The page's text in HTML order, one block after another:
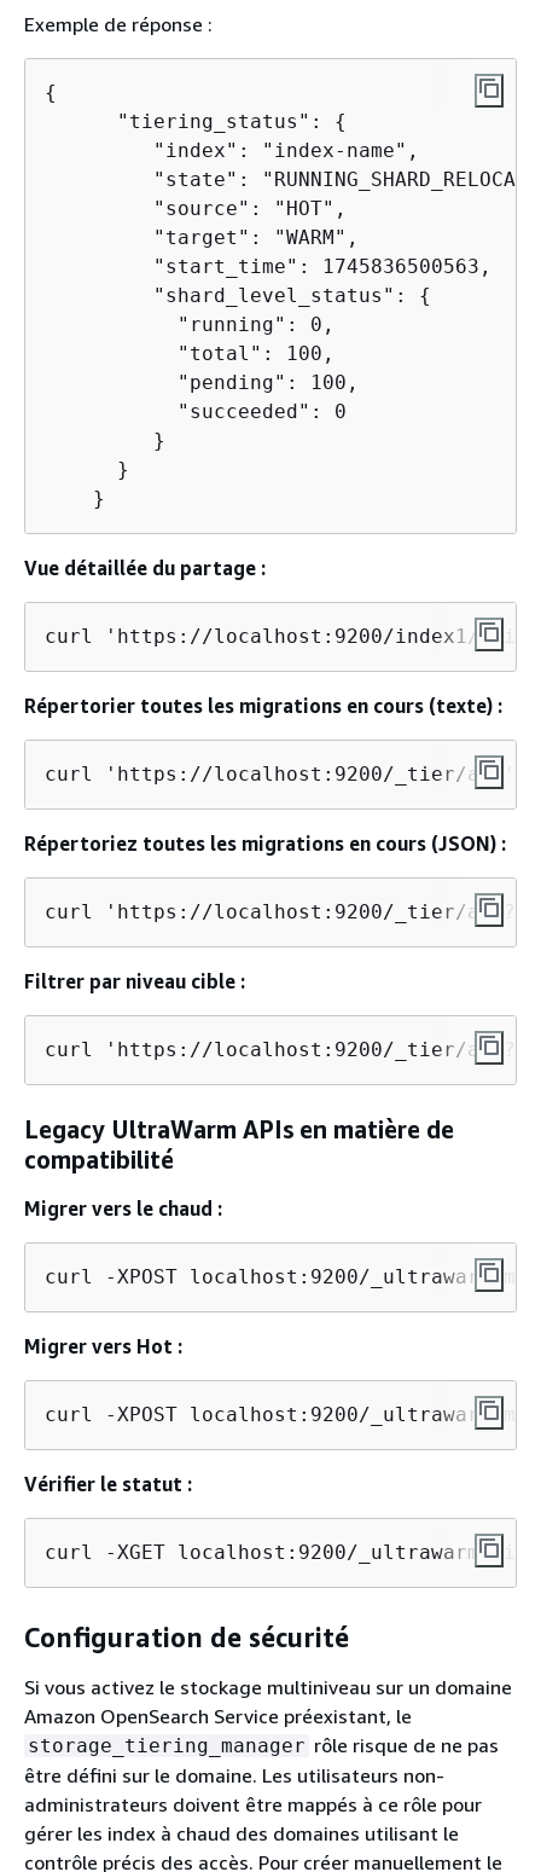
Exemple de réponse :
{
      "tiering_status":
{
         "index": "index-name",
"state":
         "source": "HOT",
         "target": "WARM",
         "start_time": 1745836500563,
         "shard_level_status":
{
           "running": 0,
           "total": 100,
           "pending": 100,
           "succeeded": 0
         }
      }
    }
Vue détaillée du partage :
curl 'https://localhost:9200/index1/
Répertorier toutes les migrations en cours (texte) :
curl 'https://localhost:9200/_tier/all'
Répertoriez toutes les migrations en cours (JSON) :
curl 'https://localhost:9200/_tier/
Filtrer par niveau cible :
curl 'https://localhost:9200/_tier/
Legacy UltraWarm APIs en matière de
compatibilité
Migrer vers le chaud :
curl -XPOST localhost:9200/_ultrawarm/
Migrer vers Hot :
curl -XPOST localhost:9200/_ultrawarm/
Vérifier le statut :
curl -XGET localhost:9200/_ultrawarm/
Configuration de sécurité
Si vous activez le stockage multiniveau sur un domaine
Amazon OpenSearch Service préexistant, le
storage_tiering_manager rôle risque de ne pas
être défini sur le domaine. Les utilisateurs non-
administrateurs doivent être mappés à ce rôle pour
gérer les index à chaud des domaines utilisant le
contrôle précis des accès. Pour créer manuellement le